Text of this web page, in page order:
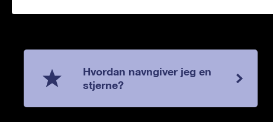
Hvordan navngiver jeg en
stjerne?